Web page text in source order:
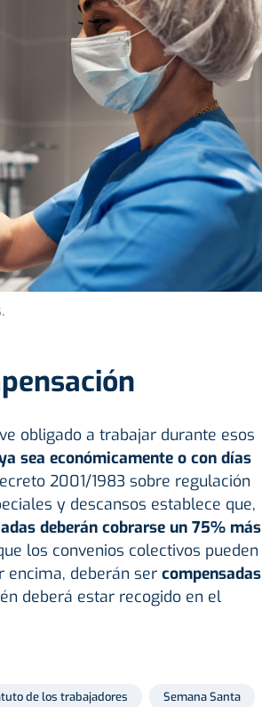
obligado a trabajar durante esos
sea económicamente o con días
2001/1983 sobre regulación
y descansos establece que,
deberán cobrarse un 75% más
los convenios colectivos pueden
encima, deberán ser compensadas
deberá estar recogido en el
de los trabajadores Semana Santa